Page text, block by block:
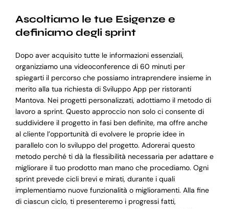
Ascoltiamo le tue Esigenze e
definiamo degli sprint
Dopo aver acquisito tutte le informazioni essenziali,
organizziamo una videoconference di 60 minuti per
spiegarti il percorso che possiamo intraprendere insieme in
merito alla tua richiesta di Sviluppo App per ristoranti
Mantova. Nei progetti personalizzati, adottiamo il metodo di
lavoro a sprint. Questo approccio non solo ci consente di
suddividere il progetto in fasi ben definite, ma offre anche
al cliente l’opportunità di evolvere le proprie idee in
parallelo con lo sviluppo del progetto. Adorerai questo
metodo perché ti dà la flessibilità necessaria per adattare e
migliorare il tuo prodotto man mano che procediamo. Ogni
sprint prevede cicli brevi e mirati, durante i quali
implementiamo nuove funzionalità o miglioramenti. Alla fine
di ciascun ciclo, ti presenteremo i progressi fatti,